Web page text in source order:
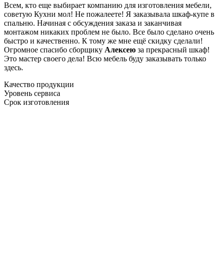
Всем, кто еще выбирает компанию для изготовления мебели,
советую Кухни мол! Не пожалеете! Я заказывала шкаф-купе в
спальню. Начиная с обсуждения заказа и заканчивая
монтажом никаких проблем не было. Все было сделано очень
быстро и качественно. К тому же мне ещё скидку сделали!
Огромное спасибо сборщику Алексею за прекрасный шкаф!
Это мастер своего дела! Всю мебель буду заказывать только
здесь.
Качество продукции
Уровень сервиса
Срок изготовления